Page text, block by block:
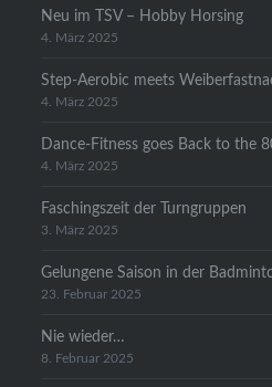
Neu im TSV – Hobby Horsing
4. März 2025
Step-Aerobic meets
4. März 2025
Dance-Fitness goes Back to the
4. März 2025
Faschingszeit der Turngruppen
3. März 2025
Gelungene Saison in der
23. Februar 2025
Nie wieder…
8. Februar 2025